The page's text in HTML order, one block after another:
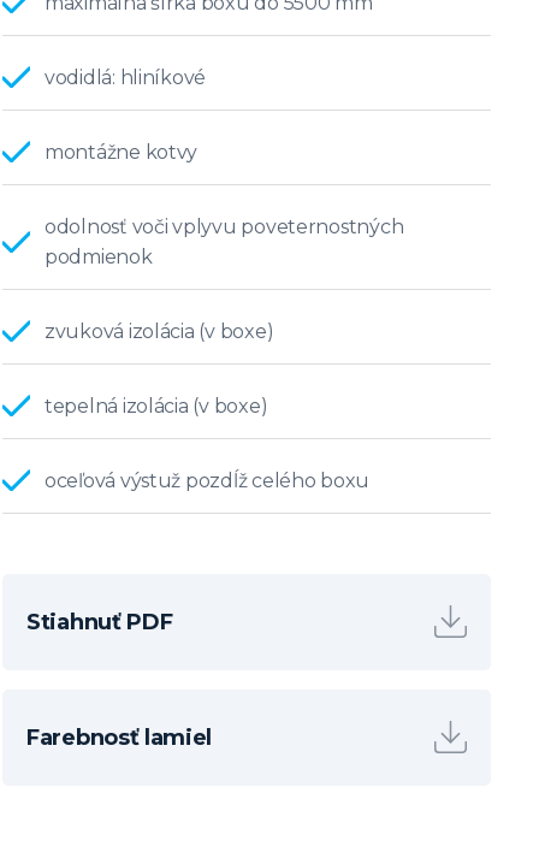
vodidlá: hliníkové
montážne kotvy
odolnosť voči vplyvu poveternostných
podmienok
zvuková izolácia (v boxe)
tepelná izolácia (v boxe)
oceľová výstuž pozdĺž celého boxu
Stiahnuť PDF
Farebnosť lamiel